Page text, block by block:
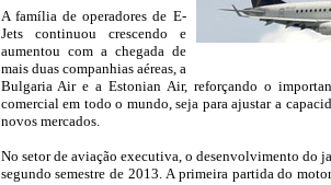
A família de operadores de E-
Jets continuou crescendo e
aumentou com a chegada de
mais duas companhias aéreas, a
Bulgaria Air e a Estonian Air, reforçando o
comercial em todo o mundo, seja para ajustar a
novos mercados.
No setor de aviação executiva, o desenvolvimento do
segundo semestre de 2013. A primeira partida do